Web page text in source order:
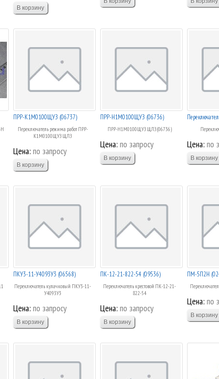
ПРР-К1М0100ЩУЗ (06737)
Переключатель режима работ ПРР-
К1М0100ЩУЗ ЩЛЗ
Цена: по запросу
ПРР-Н1М0100ЩУЗ (06736)
ПРР-Н1М0100ЩУЗ ЩЛЗ (06736)
Цена: по запросу Цена: по
ПКУ3-11-У4093У3 (06568)
Переключатель кулачковый ПКУ3-11-
У4093У3
Цена: по запросу
ПК-12-21-822-54 (09536)
Переключатель крестовой ПК-12-21-
822-54
Цена: по запросу
ПМ-5П2Н
Цена: по